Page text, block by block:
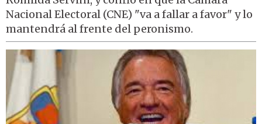
Nacional Electoral (CNE) "va a fallar a favor" y lo
mantendrá al frente del peronismo.